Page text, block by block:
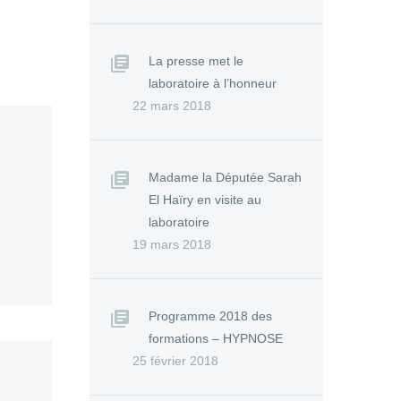
La presse met le
laboratoire à l’honneur
22 mars 2018
Madame la Députée Sarah
El Haïry en visite au
laboratoire
19 mars 2018
Programme 2018 des
formations – HYPNOSE
25 février 2018